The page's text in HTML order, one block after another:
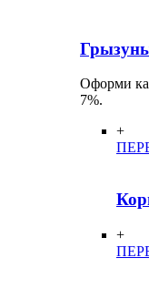
Оформи
7%.
+
+